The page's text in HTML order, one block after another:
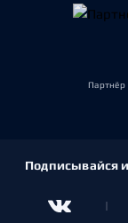
Партнёр
Подписывайся